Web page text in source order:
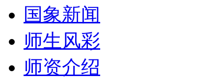
国象新闻
师生风彩
师资介绍